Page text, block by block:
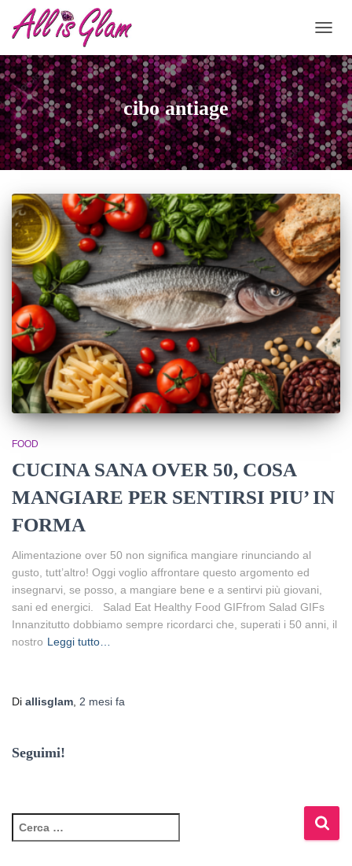
cibo antiage
FOOD
CUCINA SANA OVER 50, COSA
MANGIARE PER SENTIRSI PIU’ IN
FORMA
Alimentazione over 50 non significa mangiare rinunciando al
gusto, tutt’altro! Oggi voglio affrontare questo argomento ed
insegnarvi, se posso, a mangiare bene e a sentirvi più giovani,
sani ed energici. Salad Eat Healthy Food GIFfrom Salad GIFs
Innanzitutto dobbiamo sempre ricordarci che, superati i 50 anni, il
nostro Leggi tutto…
Di allisglam 2 mesi fa
Seguimi!
i